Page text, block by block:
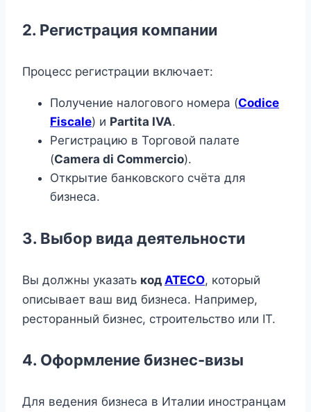
2. Регистрация компании
Процесс регистрации включает:
Получение налогового номера (Codice
Fiscale) и Partita IVA.
Регистрацию в Торговой палате
(Camera di Commercio).
Открытие банковского счёта для
бизнеса.
3. Выбор вида деятельности
Вы должны указать код ATECO, который
описывает ваш вид бизнеса. Например,
ресторанный бизнес, строительство или IT.
4. Оформление бизнес-визы
Для ведения бизнеса в Италии иностранцам